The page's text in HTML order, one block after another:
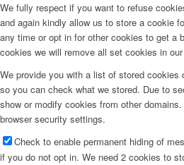
We fully respect if you want to refuse
and again kindly allow us to store a cookie
any time or opt in for other cookies to get a
cookies we will remove all set cookies in
We provide you with a list of stored cookies
so you can check what we stored. Due to
show or modify cookies from other
browser security settings.
Check to enable permanent hiding of
if you do not opt in. We need 2 cookies to